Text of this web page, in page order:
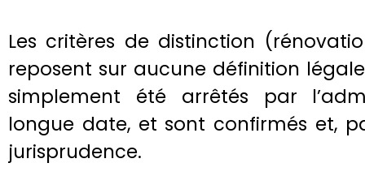
Les critères de distinction
reposent sur aucune définition
simplement été arrêtés par
longue date, et sont confirmés et,
jurisprudence.